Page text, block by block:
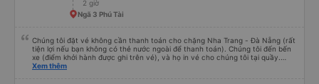
2 giờ
Ngã 3 Phú Tài
Chúng tôi đặt vé không cần thanh toán cho chặng Nha Trang - Đà Nẵng (rất
tiện lợi nếu bạn không có thẻ nước ngoài để thanh toán). Chúng tôi đến bến
xe (điểm khởi hành được ghi trên vé), và họ in vé cho chúng tôi tại quầy.
Chúng tôi cũng quyết định mua vé chiều về trực tiếp tại quầy, vì giá vé trên
Xem thêm